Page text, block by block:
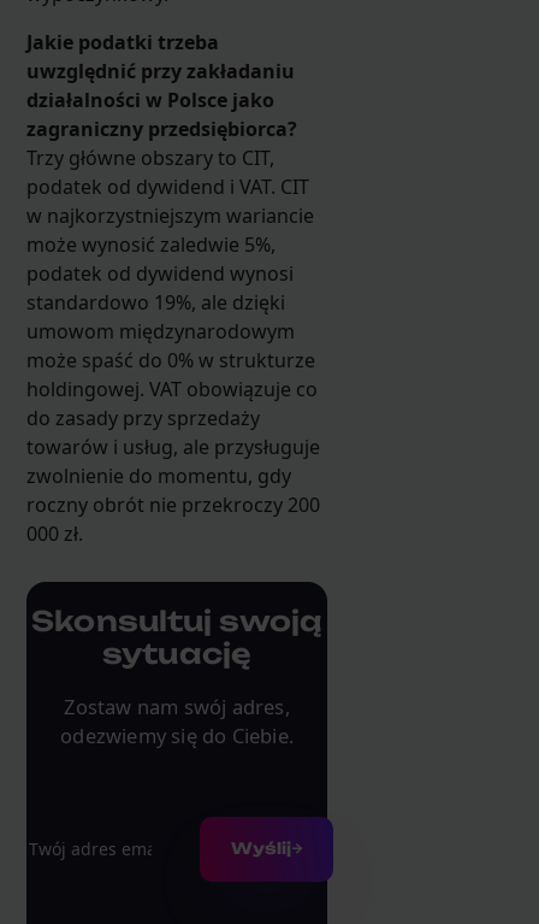
Jakie podatki trzeba
uwzględnić przy zakładaniu
działalności w Polsce jako
zagraniczny przedsiębiorca?
Trzy główne obszary to CIT,
podatek od dywidend i VAT. CIT
w najkorzystniejszym wariancie
może wynosić zaledwie 5%,
podatek od dywidend wynosi
standardowo 19%, ale dzięki
umowom międzynarodowym
może spaść do 0% w strukturze
holdingowej. VAT obowiązuje co
do zasady przy sprzedaży
towarów i usług, ale przysługuje
zwolnienie do momentu, gdy
roczny obrót nie przekroczy 200
000 zł.
Skonsultuj swoją
sytuację
Zostaw nam swój adres,
odezwiemy się do Ciebie.
Wyślij